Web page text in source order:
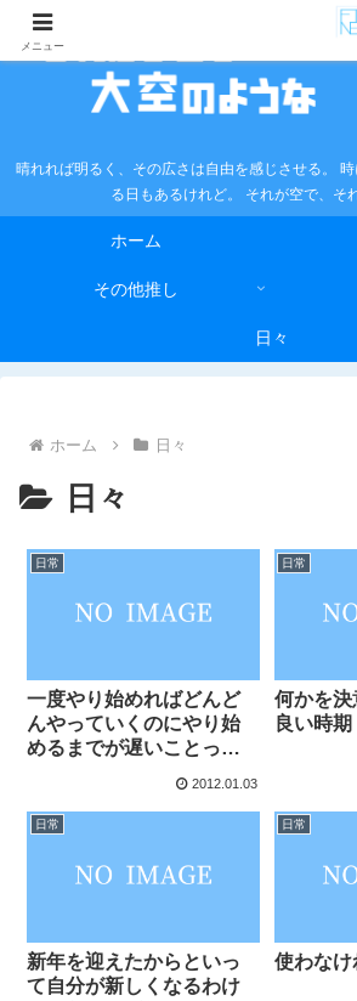
晴れれば明るく、その広さは自由を感じさせる。
る日もあるけれど。 それが空で、そ
ホーム
その他推し
日々
ホーム 日々
日々
日常
一度やり始めればどんど
んやっていくのにやり始
めるまでが遅いことって
2012.01.03
日常
何かを
良い時期
日常
新年を迎えたからといっ
て自分が新しくなるわけ
日常
使わなけ
メニュー